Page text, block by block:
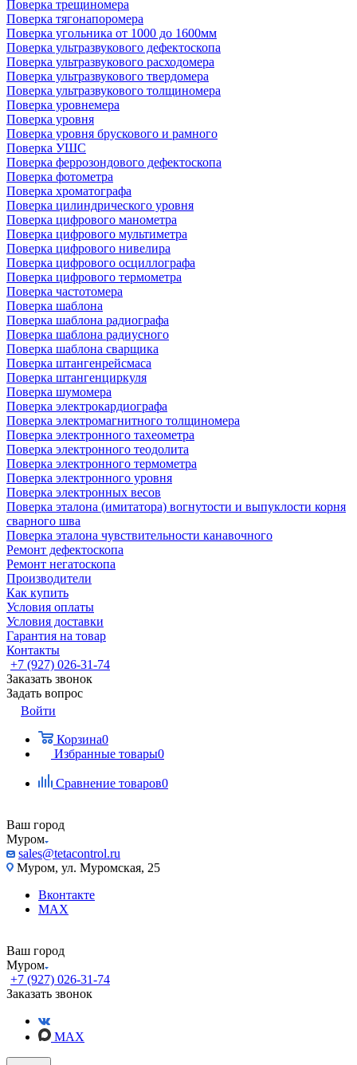
Поверка трещиномера
Поверка тягонапоромера
Поверка угольника от 1000 до 1600мм
Поверка ультразвукового дефектоскопа
Поверка ультразвукового расходомера
Поверка ультразвукового твердомера
Поверка ультразвукового толщиномера
Поверка уровнемера
Поверка уровня
Поверка уровня брускового и рамного
Поверка УШС
Поверка феррозондового дефектоскопа
Поверка фотометра
Поверка хроматографа
Поверка цилиндрического уровня
Поверка цифрового манометра
Поверка цифрового мультиметра
Поверка цифрового нивелира
Поверка цифрового осциллографа
Поверка цифрового термометра
Поверка частотомера
Поверка шаблона
Поверка шаблона радиографа
Поверка шаблона радиусного
Поверка шаблона сварщика
Поверка штангенрейсмаса
Поверка штангенциркуля
Поверка шумомера
Поверка электрокардиографа
Поверка электромагнитного толщиномера
Поверка электронного тахеометра
Поверка электронного теодолита
Поверка электронного термометра
Поверка электронного уровня
Поверка электронных весов
Поверка эталона (имитатора) вогнутости и выпуклости корня
сварного шва
Поверка эталона чувствительности канавочного
Ремонт дефектоскопа
Ремонт негатоскопа
Производители
Как купить
Условия оплаты
Условия доставки
Гарантия на товар
Контакты
+7 (927) 026-31-74
Заказать звонок
Задать вопрос
Войти
Корзина0
Избранные товары0
Сравнение товаров0
Ваш город
Муром
sales@tetacontrol.ru
Муром, ул. Муромская, 25
Вконтакте
MAX
Ваш город
Муром
+7 (927) 026-31-74
Заказать звонок
MAX